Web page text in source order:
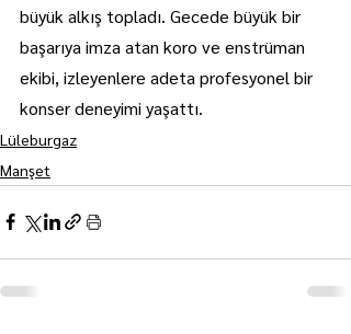
büyük alkış topladı. Gecede büyük bir
başarıya imza atan koro ve enstrüman
ekibi, izleyenlere adeta profesyonel bir
konser deneyimi yaşattı.
Lüleburgaz
Manşet